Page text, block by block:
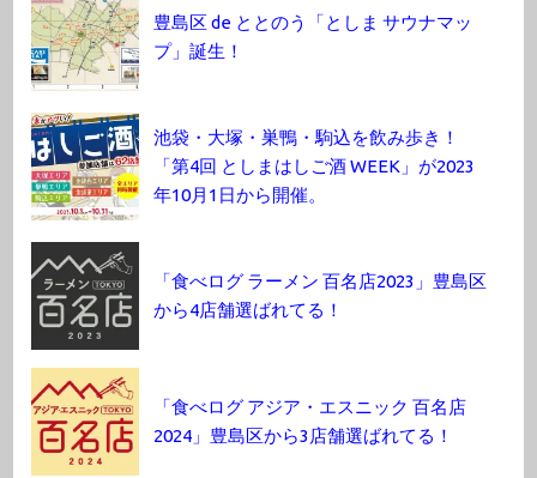
豊島区 de ととのう「としま サウナマッ
プ」誕生！
池袋・大塚・巣鴨・駒込を飲み歩き！
「第4回 としまはしご酒 WEEK」が2023
年10月1日から開催。
「食べログ ラーメン 百名店2023」豊島区
から4店舗選ばれてる！
「食べログ アジア・エスニック 百名店
2024」豊島区から3店舗選ばれてる！